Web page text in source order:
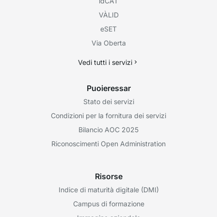
VÀLID
eSET
Via Oberta
Vedi tutti i servizi
Puoieressar
Stato dei servizi
Condizioni per la fornitura dei servizi
Bilancio AOC 2025
Riconoscimenti Open Administration
Risorse
Indice di maturità digitale (DMI)
Campus di formazione